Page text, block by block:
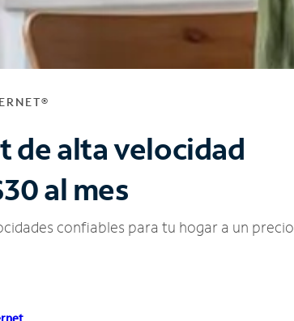
de alta velocidad
al mes
confiables para tu hogar a un precio